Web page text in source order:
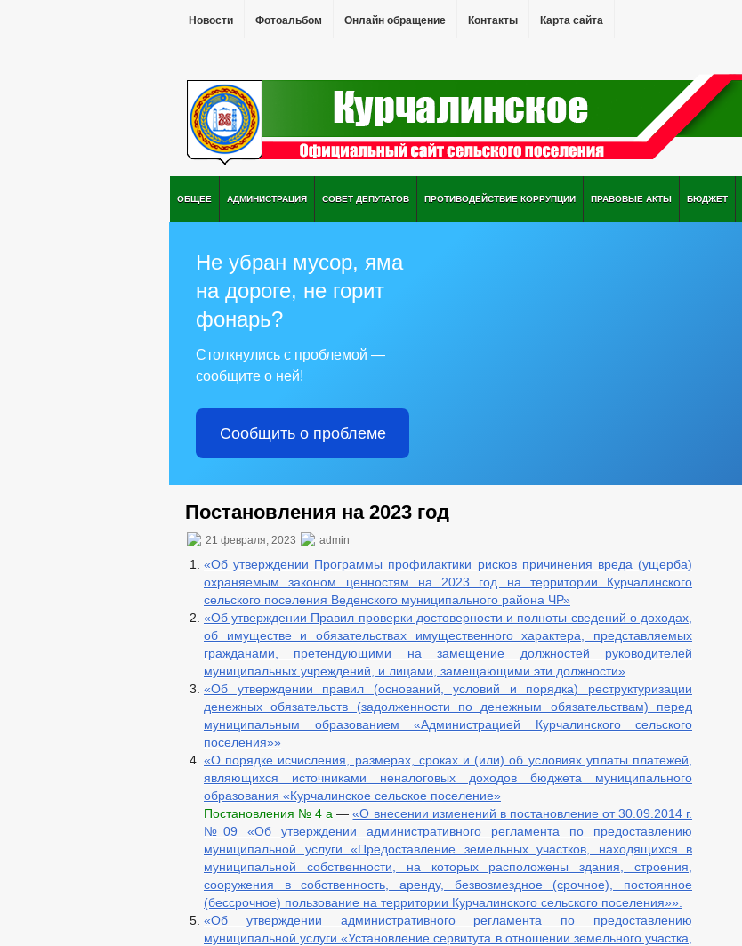
Новости Фотоальбом Онлайн обращение Контакты Карта сайта
ОБЩЕЕ АДМИНИСТРАЦИЯ СОВЕТ ДЕПУТАТОВ ПРОТИВОДЕЙСТВИЕ КОРРУПЦИИ ПРАВОВЫЕ АКТЫ БЮДЖЕТ
Не убран мусор, яма
на дороге, не горит
фонарь?
Столкнулись с проблемой —
сообщите о ней!
Сообщить о проблеме
Постановления на 2023 год
21 февраля, 2023 admin
«Об утверждении Программы профилактики рисков причинения вреда (ущерба)
охраняемым законом ценностям на 2023 год на территории Курчалинского
сельского поселения Веденского муниципального района ЧР»
«Об утверждении Правил проверки достоверности и полноты сведений о доходах,
об имуществе и обязательствах имущественного характера, представляемых
гражданами, претендующими на замещение должностей руководителей
муниципальных учреждений, и лицами, замещающими эти должности»
«Об утверждении правил (оснований, условий и порядка) реструктуризации
денежных обязательств (задолженности по денежным обязательствам) перед
муниципальным образованием «Администрацией Курчалинского сельского
поселения»»
«О порядке исчисления, размерах, сроках и (или) об условиях уплаты платежей,
являющихся источниками неналоговых доходов бюджета муниципального
образования «Курчалинское сельское поселение»
Постановления № 4 а —«О внесении изменений в постановление от 30.09.2014 г.
№09 «Об утверждении административного регламента по предоставлению
муниципальной услуги «Предоставление земельных участков, находящихся в
муниципальной собственности, на которых расположены здания, строения,
сооружения в собственность, аренду, безвозмездное (срочное), постоянное
(бессрочное) пользование на территории Курчалинского сельского поселения»».
«Об утверждении административного регламента по предоставлению
муниципальной услуги «Установление сервитута в отношении земельного участка,